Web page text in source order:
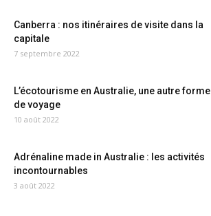
Canberra : nos itinéraires de visite dans la
capitale
7 septembre 2022
L’écotourisme en Australie, une autre forme
de voyage
10 août 2022
Adrénaline made in Australie : les activités
incontournables
3 août 2022